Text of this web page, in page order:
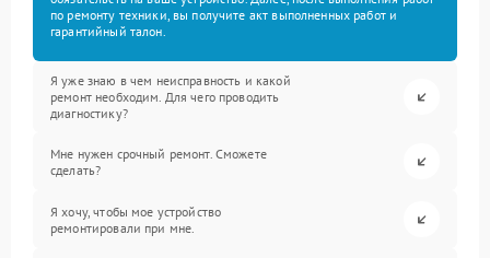
по ремонту техники, вы получите акт выполненных работ и
гарантийный талон.
Я уже знаю в чем неисправность и какой
ремонт необходим. Для чего проводить
диагностику?
Мне нужен срочный ремонт. Сможете
сделать?
Я хочу, чтобы мое устройство
ремонтировали при мне.